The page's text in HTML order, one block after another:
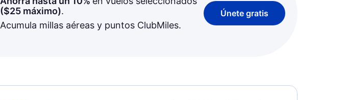
($25máximo).
Acumula millas aéreas y puntos ClubMiles.
Únete gratis